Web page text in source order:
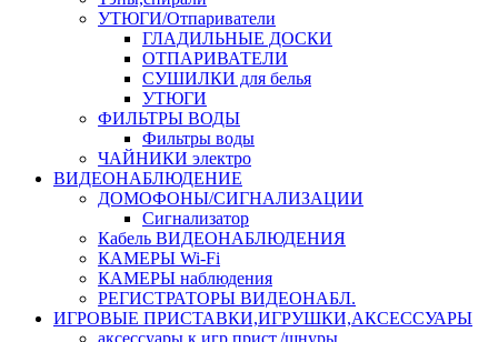
УТЮГИ/Отпариватели
ГЛАДИЛЬНЫЕ ДОСКИ
ОТПАРИВАТЕЛИ
СУШИЛКИ для белья
УТЮГИ
ФИЛЬТРЫ ВОДЫ
Фильтры воды
ЧАЙНИКИ электро
ВИДЕОНАБЛЮДЕНИЕ
ДОМОФОНЫ/СИГНАЛИЗАЦИИ
Сигнализатор
Кабель ВИДЕОНАБЛЮДЕНИЯ
КАМЕРЫ Wi-Fi
КАМЕРЫ наблюдения
РЕГИСТРАТОРЫ ВИДЕОНАБЛ.
ИГРОВЫЕ ПРИСТАВКИ,ИГРУШКИ,АКСЕССУАРЫ
аксесcуары к игр.прист./шнуры